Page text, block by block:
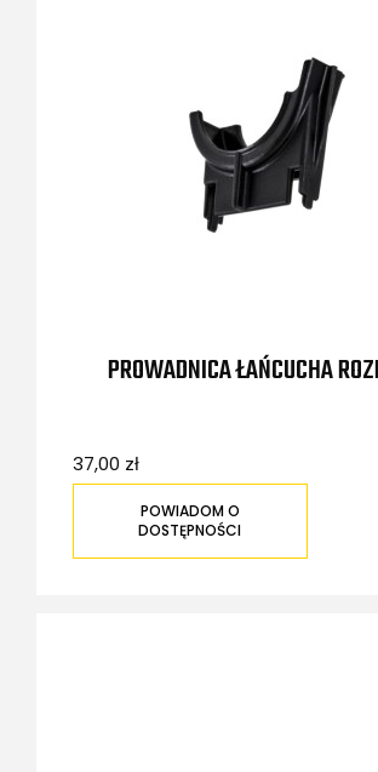
PROWADNICA ŁAŃCUCHA
37,00 zł
POWIADOM O
DOSTĘPNOŚCI